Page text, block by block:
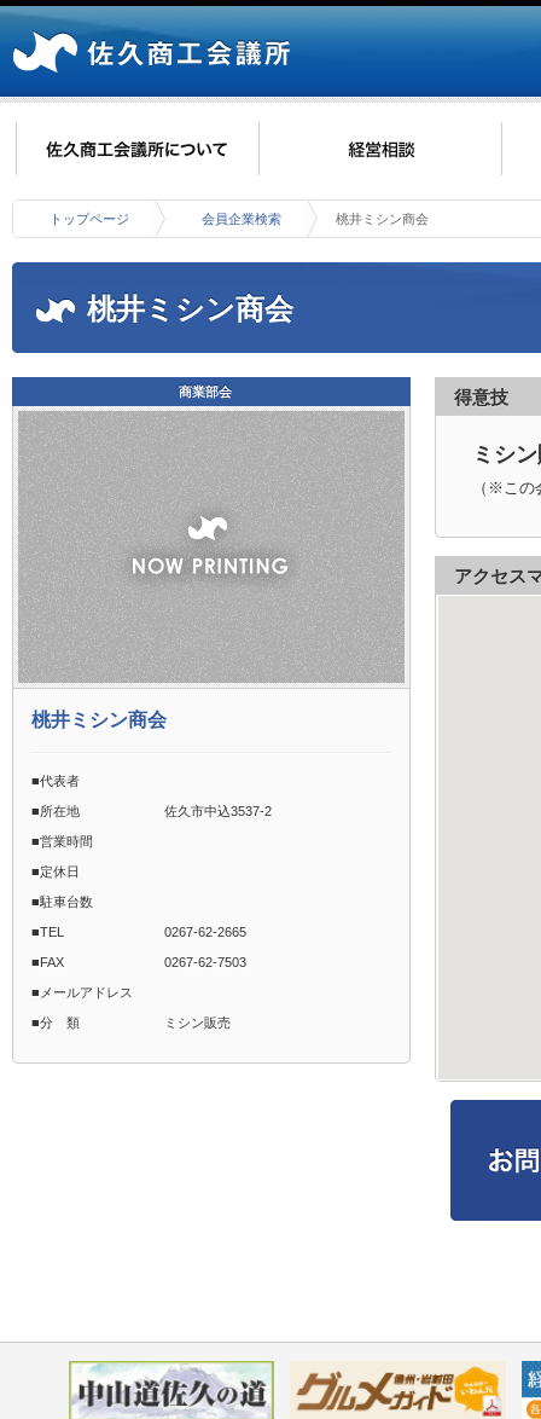
トップページ 会員企業検索 桃井ミシン商会
桃井ミシン商会
商業部会
桃井ミシン商会
■代表者
■所在地 佐久市中込3537-2
■営業時間
■定休日
■駐車台数
■TEL 0267-62-2665
■FAX 0267-62-7503
■メールアドレス
■分 類 ミシン販売
得意技
ミシ
（※この
アクセス